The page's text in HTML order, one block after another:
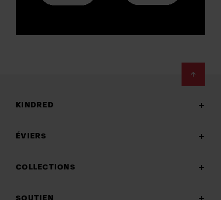
KINDRED
ÉVIERS
COLLECTIONS
SOUTIEN